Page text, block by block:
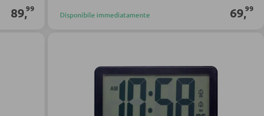
89,99
Disponibile immediatamente 69,99